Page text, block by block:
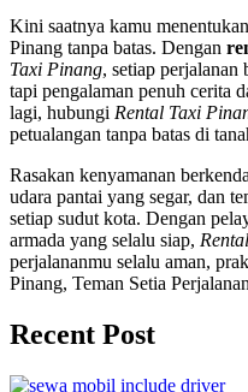
Kini saatnya kamu
Pinang tanpa batas. Dengan
Taxi Pinang, setiap perjalanan
tapi pengalaman penuh cerita
lagi, hubungi Rental Taxi
petualangan tanpa batas di
Rasakan kenyamanan
udara pantai yang segar, dan
setiap sudut kota. Dengan
armada yang selalu siap,
perjalananmu selalu aman,
Pinang, Teman Setia
Recent Post